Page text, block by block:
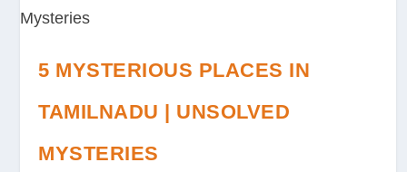
5 MYSTERIOUS PLACES IN
TAMILNADU | UNSOLVED
MYSTERIES